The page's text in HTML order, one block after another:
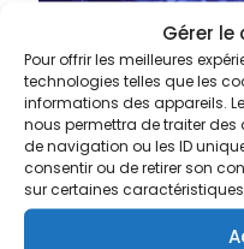
Gérer
Pour offrir les meilleures
technologies telles que les
informations des appareils.
nous permettra de traiter
de navigation ou les ID
consentir ou de retirer son
sur certaines